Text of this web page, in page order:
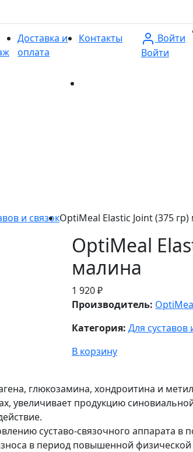
Доставка и
оплата
Контакты
Войти
Войти
Доставка и оплата
и связокOptiMeal Elastic Joint (375
OptiMeal
малина
1 920 ₽
Производитель:
Категория: Для суставов
В корзину
глюкозамина, хондроитина и
увеличивает продукцию
суставо-связочного аппарата в
в период повышенной физической